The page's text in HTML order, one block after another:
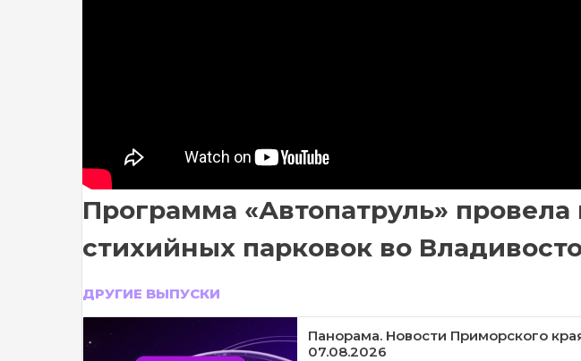
Программа «Автопатруль»
стихийных парковок во
ДРУГИЕ ВЫПУСКИ
Панорама. Новости Приморского
07.08.2026